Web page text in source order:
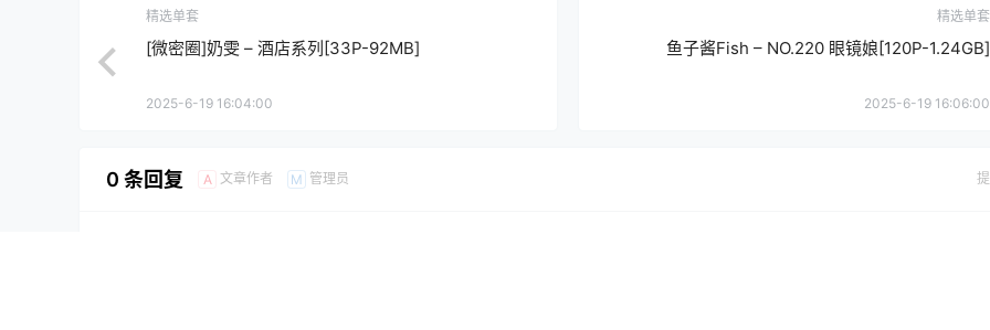
精选单套
[微密圈]奶雯 – 酒店系列[33P-92MB]
2025-6-19 16:04:00
精选单套
鱼子酱Fish – NO.220 眼镜娘[120P-1.24GB]
2025-6-19 16:06:00
0 条回复 A 文章作者 M 管理员